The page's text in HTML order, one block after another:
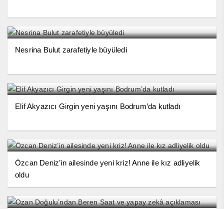
Nesrina Bulut zarafetiyle büyüledi
Elif Akyazıcı Girgin yeni yaşını Bodrum’da kutladı
Özcan Deniz’in ailesinde yeni kriz! Anne ile kız adliyelik
oldu